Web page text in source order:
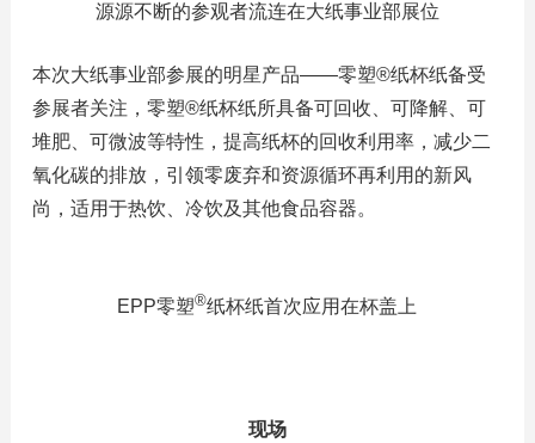
源源不断的参观者流连在大纸事业部展位
本次大纸事业部参展的明星产品——零塑®纸杯纸备受
参展者关注，零塑®纸杯纸所具备可回收、可降解、可
堆肥、可微波等特性，提高纸杯的回收利用率，减少二
氧化碳的排放，引领零废弃和资源循环再利用的新风
尚，适用于热饮、冷饮及其他食品容器。
EPP零塑®纸杯纸首次应用在杯盖上
现场